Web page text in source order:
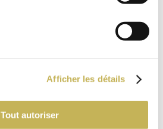
Afficher les détails
Tout autoriser